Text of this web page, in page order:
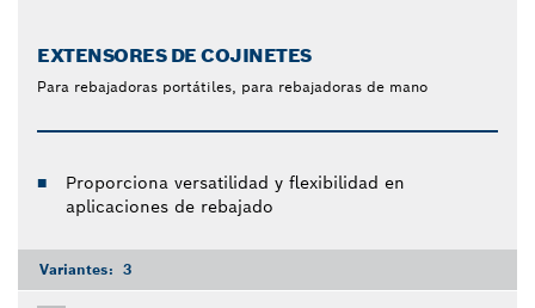
EXTENSORES DE COJINETES
Para rebajadoras portátiles, para rebajadoras de mano
Proporciona versatilidad y flexibilidad en
aplicaciones de rebajado
Variantes: 3